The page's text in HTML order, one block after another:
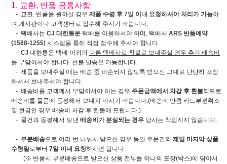
1. 교환, 반품 공통사항
- 교환, 반품을 원하실 경우 제품 수령 후 7일 이내 요청하셔야 처리가 가능하
며,게시판이나 고객센터로 접수해 주시기 바랍니다.
- 택배사는 CJ 대한통운 택배를 이용하셔야 하며, 택배사 ARS 반품예약
(1588-1255) 시스템을 통해 직접 접수해 주셔야 합니다.
- CJ 대한통운 택배 이외의 다른 택배사로 착불로 보내주실 경우 추가 배송비
를 부담하셔야 합니다. 선불 발송은 가능합니다.
- 제품을 보내주실 때는 배송 중 파손되지 않도록 받으신 그대로 단단히 포장
하셔서 보내주셔야 합니다.
- 배송비를 고객께서 부담하셔야 하는 경우 주문금액에서 차감 후 환불되므로
배송비를 물품에 동봉해서 보내지 마시기 바랍니다.(배송비 만큼 카드부분취소
및 현금인 경우 배송비 차감 후 환불해 드립니다.)
- 물건과 동봉해서 보낸 배송비가 분실되는 경우 당사는 책임지지 않습니다.
- 부분배송으로 여러 번 나눠서 받으신 경우 동일 주문건의 제일 마지막 상품
수령일로부터 7일 이내 요청하시면 됩니다.
(※ 반품시 부분배송으로 받으신 상품 전부를 하나의 포장(박스)에 담아서